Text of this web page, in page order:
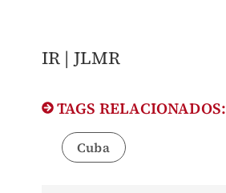
​IR | JLMR
TAGS RELACIONADOS:
Cuba